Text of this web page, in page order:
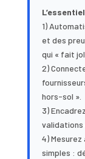
1)
et des
qui « fait
2)
hors-sol ».
3)
validations
4)
simples :